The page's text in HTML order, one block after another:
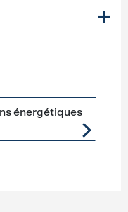
énergétiques